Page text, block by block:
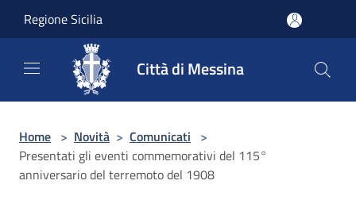
Regione Sicilia
Città di Messina
Home > Novità > Comunicati >
Presentati gli eventi commemorativi del 115°
anniversario del terremoto del 1908